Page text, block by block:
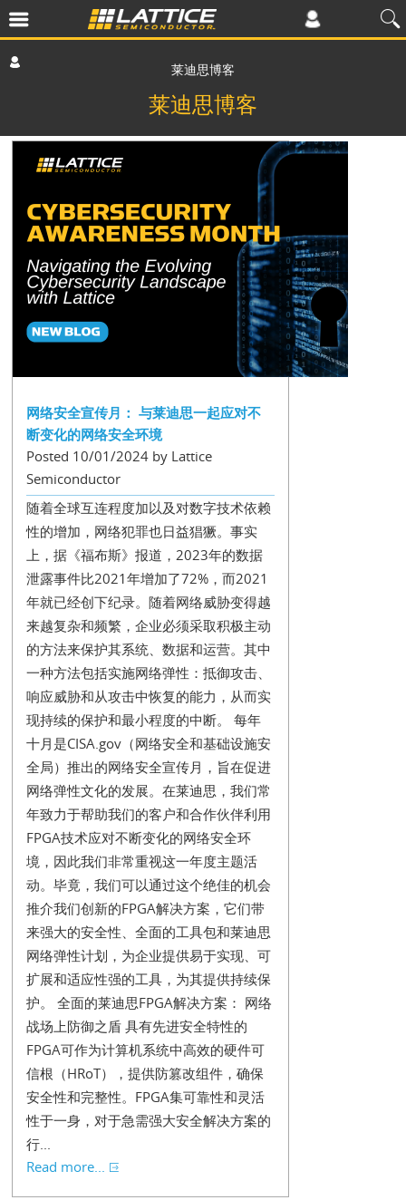
莱迪思博客
莱迪思博客
网络安全宣传月： 与莱迪思一起应对不
断变化的网络安全环境
Posted 10/01/2024 by Lattice
Semiconductor
随着全球互连程度加以及对数字技术依赖
性的增加，网络犯罪也日益猖獗。事实
上，据《福布斯》报道，2023年的数据
泄露事件比2021年增加了72%，而2021
年就已经创下纪录。随着网络威胁变得越
来越复杂和频繁，企业必须采取积极主动
的方法来保护其系统、数据和运营。其中
一种方法包括实施网络弹性：抵御攻击、
响应威胁和从攻击中恢复的能力，从而实
现持续的保护和最小程度的中断。 每年
十月是CISA.gov（网络安全和基础设施安
全局）推出的网络安全宣传月，旨在促进
网络弹性文化的发展。在莱迪思，我们常
年致力于帮助我们的客户和合作伙伴利用
FPGA技术应对不断变化的网络安全环
境，因此我们非常重视这一年度主题活
动。毕竟，我们可以通过这个绝佳的机会
推介我们创新的FPGA解决方案，它们带
来强大的安全性、全面的工具包和莱迪思
网络弹性计划，为企业提供易于实现、可
扩展和适应性强的工具，为其提供持续保
护。 全面的莱迪思FPGA解决方案： 网络
战场上防御之盾 具有先进安全特性的
FPGA可作为计算机系统中高效的硬件可
信根（HRoT），提供防篡改组件，确保
安全性和完整性。FPGA集可靠性和灵活
性于一身，对于急需强大安全解决方案的
行...
Read more...